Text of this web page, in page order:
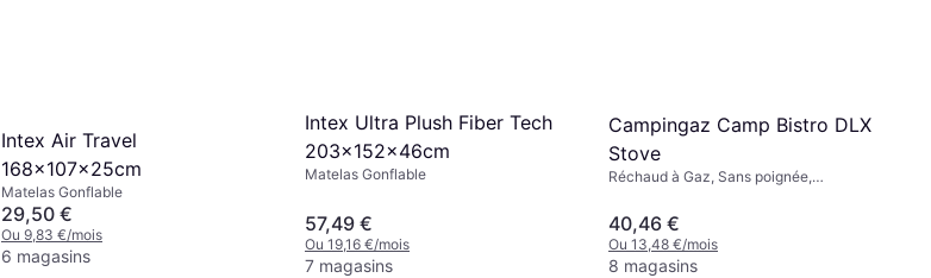
Intex Air Travel
168x107x25cm
Matelas Gonflable
29,50 €
Ou 9,83 €/mois
6 magasins
Intex Ultra Plush Fiber Tech
203x152x46cm
Matelas Gonflable
57,49 €
Ou 19,16 €/mois
7 magasins
Campingaz Camp Bistro DLX
Stove
Réchaud à Gaz, Sans poignée,
40,46 €
Ou 13,48 €/mois
8 magasins